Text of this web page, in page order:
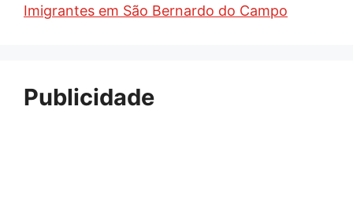
Imigrantes em São Bernardo do Campo
Publicidade